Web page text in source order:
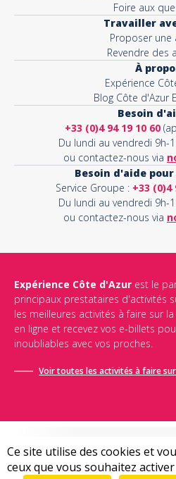
Ce site utilise des cookies et
ceux que vous souhaitez activer
Foire aux
Travailler
Proposer une
Revendre des
À
Expérience
Blog Côte d'Azur
Besoin
+33 (0)4 94 19 10 60
Du lundi au vendredi 9h-
ou contactez-nous via
Besoin d'aide pour
Service Groupe : +33 (0)4
Du lundi au vendredi 9h-
ou contactez-nous via
Expérience Côte d'Azur est le
principaux prestataires d'activités
les meilleures activités à faire sur
en ligne et recevez vos e-billets
inoubliables avec vos proches.
Voir toutes les activités à faire
Conditions générales de vente-